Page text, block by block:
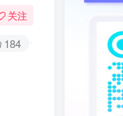
关注
184